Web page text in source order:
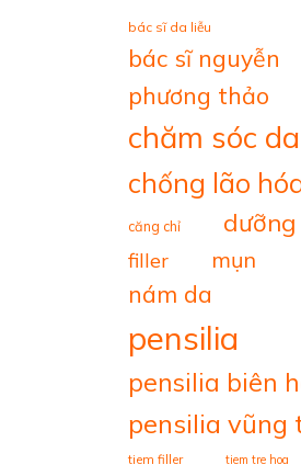
bác sĩ da liễu
bác sĩ nguyễn
phương thảo
chăm sóc da
chống lão
căng chỉ
filler mụn
nám da
pensilia
pensilia biên
pensilia vũng
tiem filler tiem tre hoa